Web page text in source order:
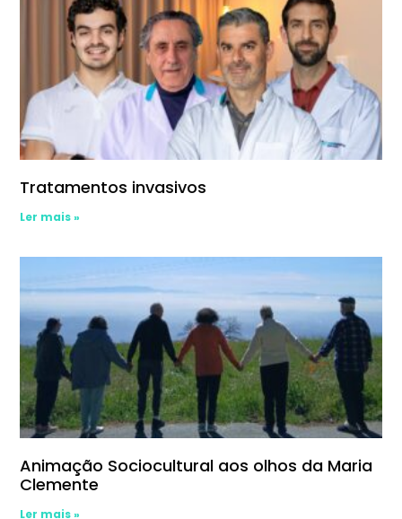
Tratamentos invasivos
Ler mais »
Animação Sociocultural aos olhos da Maria
Clemente
Ler mais »